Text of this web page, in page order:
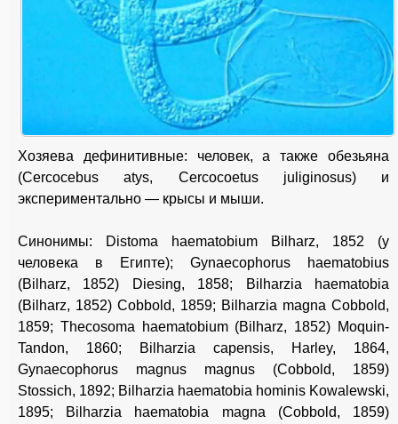
Хозяева дефинитивные: человек, а также обезьяна
(Cercocebus atys, Cercocoetus juliginosus) и
экспериментально — крысы и мыши.
Синонимы: Distoma haematobium Bilharz, 1852 (у
человека в Египте); Gynaecophorus haematobius
(Bilharz, 1852) Diesing, 1858; Bilharzia haematobia
(Bilharz, 1852) Cobbold, 1859; Bilharzia magna Cobbold,
1859; Thecosoma haematobium (Bilharz, 1852) Moquin-
Tandon, 1860; Bilharzia capensis, Harley, 1864,
Gynaecophorus magnus magnus (Cobbold, 1859)
Stossich, 1892; Bilharzia haematobia hominis Kowalewski,
1895; Bilharzia haematobia magna (Cobbold, 1859)